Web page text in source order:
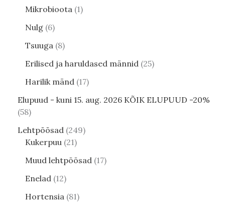
Mikrobioota 1
Nulg 6
Tsuuga 8
Erilised ja haruldased männid 25
Harilik mänd 17
Elupuud - kuni 15. aug. 2026 KÕIK ELUPUUD -20%
58
Lehtpõõsad 249
Kukerpuu 21
Muud lehtpõõsad 17
Enelad 12
Hortensia 81